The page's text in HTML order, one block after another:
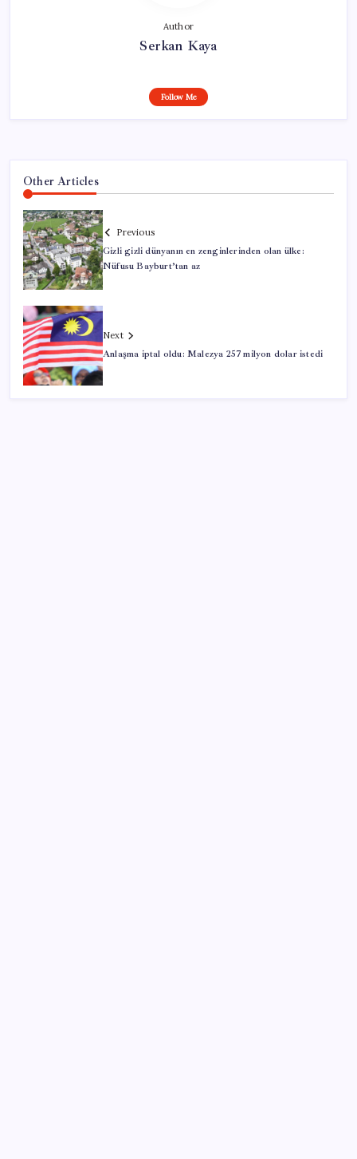
Author
Serkan Kaya
Follow Me
Other Articles
Previous
Gizli gizli dünyanın en zenginlerinden olan ülke:
Nüfusu Bayburt’tan az
Next
Anlaşma iptal oldu: Malezya 257 milyon dolar istedi